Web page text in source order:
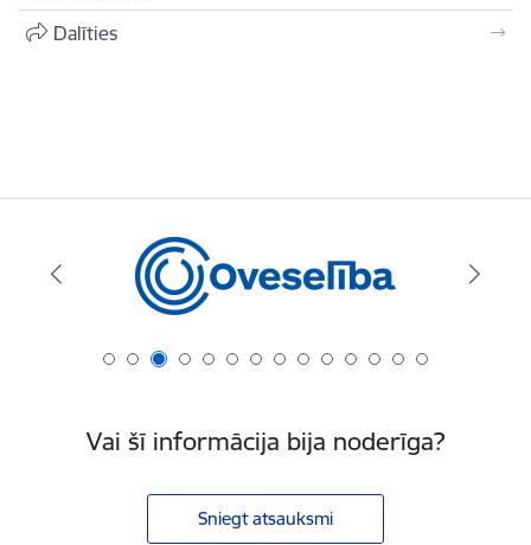
Dalīties
Vai šī informācija bija noderīga?
Sniegt atsauksmi